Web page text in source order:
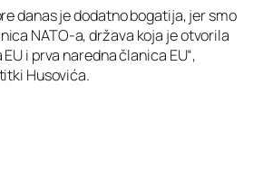
danas je dodatno bogatija, jer smo
NATO-a, država koja je otvorila
i prva naredna članica EU“,
Husovića.